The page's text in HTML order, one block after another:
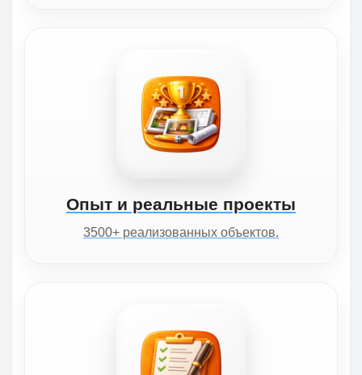
Опыт и реальные проекты
3500+ реализованных объектов.